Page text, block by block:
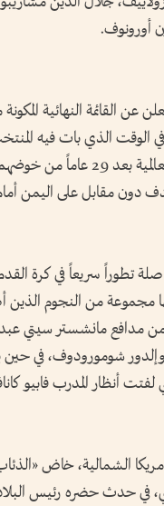
أورونوف.
المقبل، في الوقت الذي
الأول في نهائيات البطولة
على اليمن أمام 28 ألف متفرج في
تطوراً سريعاً في كرة
مجموعة من النجوم الذين
من مدافع مانشستر سيتي
شومورودوف، في حين
أنظار المدرب فابيو
الشمالية، خاض
في حدث حضره رئيس